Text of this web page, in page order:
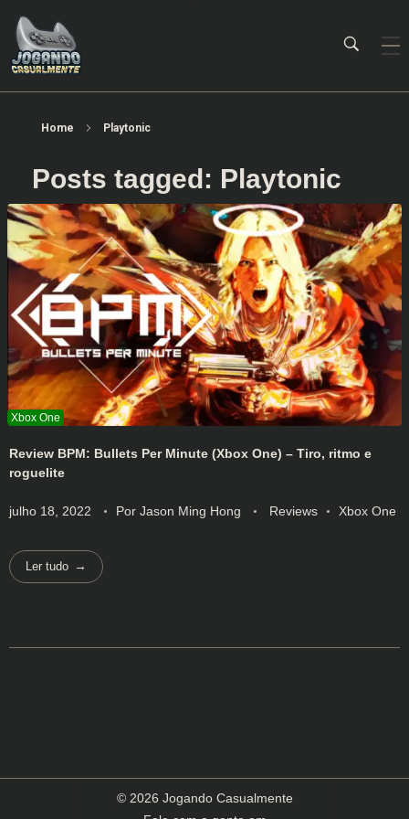
Home Playtonic
Posts tagged: Playtonic
Review BPM: Bullets Per Minute (Xbox One) – Tiro, ritmo e
roguelite
julho 18, 2022 Por Jason Ming Hong Reviews Xbox One
Ler tudo
© 2026 Jogando Casualmente